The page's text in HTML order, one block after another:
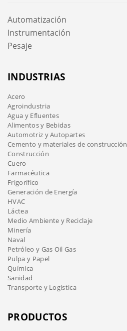
Automatización
Instrumentación
Pesaje
INDUSTRIAS
Acero
Agroindustria
Agua y Efluentes
Alimentos y Bebidas
Automotriz y Autopartes
Cemento y materiales de construcción
Construcción
Cuero
Farmacéutica
Frigorífico
Generación de Energía
HVAC
Láctea
Medio Ambiente y Reciclaje
Minería
Naval
Petróleo y Gas Oil Gas
Pulpa y Papel
Química
Sanidad
Transporte y Logística
PRODUCTOS